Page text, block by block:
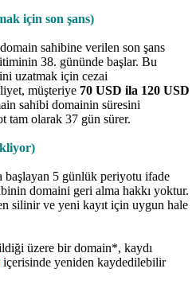
için son şans)
sahibine verilen son şans
38. gününde başlar. Bu
uzatmak için cezai
müşteriye 70 USD ila 120 USD
sahibi domainin süresini
tam olarak 37 gün sürer.
başlayan 5 günlük periyotu ifade
domaini geri alma hakkı yoktur.
silinir ve yeni kayıt için uygun hale
üzere bir domain*, kaydı
içerisinde yeniden kaydedilebilir